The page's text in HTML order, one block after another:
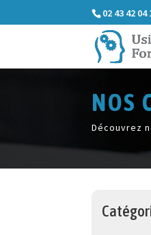
02 43 42 04
NOS
Découvrez